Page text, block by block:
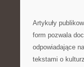
Artykuły
form pozwala
odpowiadające
tekstami o